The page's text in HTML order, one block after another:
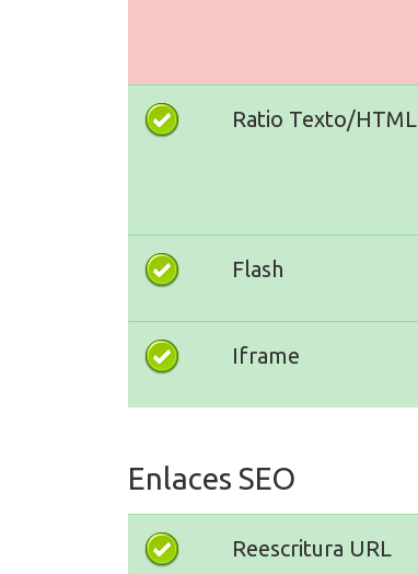
Ratio Texto/HTML
Flash
Iframe
Enlaces SEO
Reescritura URL